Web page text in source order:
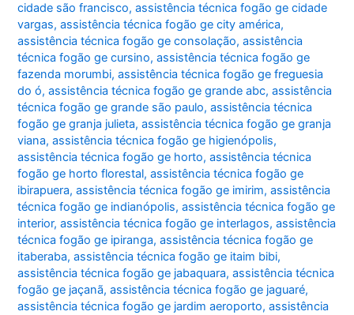
cidade são francisco,assistência técnica fogão ge cidade
vargas,assistência técnica fogão ge city américa,
assistência técnica fogão ge consolação,assistência
técnica fogão ge cursino,assistência técnica fogão ge
fazenda morumbi,assistência técnica fogão ge freguesia
do ó,assistência técnica fogão ge grande abc,assistência
técnica fogão ge grande são paulo,assistência técnica
fogão ge granja julieta,assistência técnica fogão ge granja
viana,assistência técnica fogão ge higienópolis,
assistência técnica fogão ge horto,assistência técnica
fogão ge horto florestal,assistência técnica fogão ge
ibirapuera,assistência técnica fogão ge imirim,assistência
técnica fogão ge indianópolis,assistência técnica fogão ge
interior,assistência técnica fogão ge interlagos,assistência
técnica fogão ge ipiranga,assistência técnica fogão ge
itaberaba,assistência técnica fogão ge itaim bibi,
assistência técnica fogão ge jabaquara,assistência técnica
fogão ge jaçanã,assistência técnica fogão ge jaguaré,
assistência técnica fogão ge jardim aeroporto,assistência